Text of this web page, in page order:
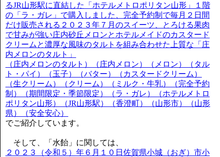
るJR山形駅に直結した「ホテルメトロポリタン山形」１階
の「ラ・ガレ」で購入しました、完全予約制で毎月２日間
だけ販売される２０２３年７月のスイーツ、とろける果肉
で甘みが強い庄内砂丘メロンとホテルメイドのカスタード
クリームと濃厚な風味のタルトを組み合わせた上質な「庄
内メロンのタルト」
（庄内メロンのタルト）（庄内メロン）（メロン）（タル
ト・パイ）（玉子）（バター）（カスタードクリーム）
（生クリーム）（クリーム）（ミルク・牛乳）（完全予約
制）（期間限定・季節限定）（ラ・ガレ）（ホテルメトロ
ポリタン山形）（JR山形駅）（香澄町）（山形市）（山形
県）（安全安心）
でご紹介しています。
そして、「水飴」に関しては、
２０２３（令和５）年６月１０日佐賀県小城（おぎ）市小